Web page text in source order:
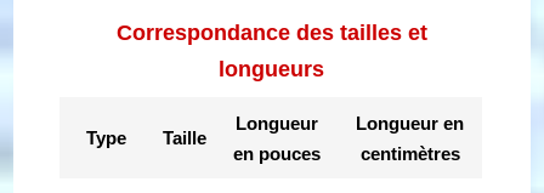
Correspondance des tailles et
longueurs
Type Taille
Longueur
en pouces
Longueur en
centimètres